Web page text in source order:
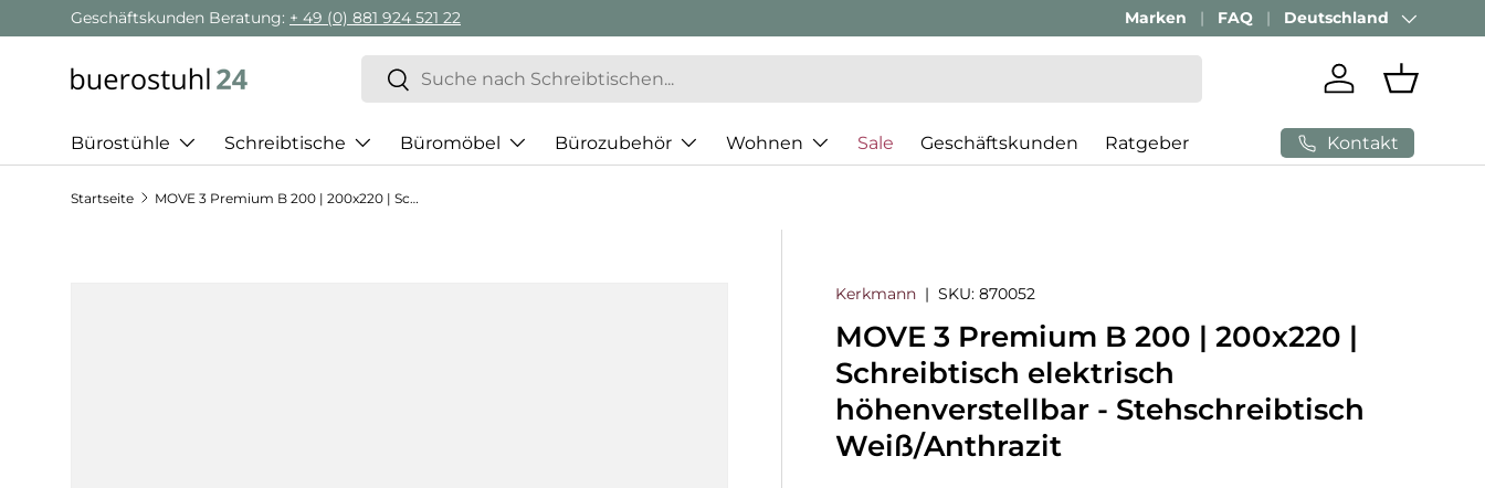
Direkt zum Inhalt
Geschäftskunden Beratung: + 49 (0) 881 924 521 22 Passenden Bürostuhl finden mitAI-Beratung
Marken FAQ Land/Region
Deutschland
Suchen
Suchen
Einloggen
Bürostühle Schreibtische Büromöbel Bürozubehör Wohnen Sale Geschäftskunden Ratgeber Kontakt
Startseite MOVE 3 Premium B 200 | 200x220 | Schreibtisch elektrisch höhenverstellbar - Stehschreibtisch
Kerkmann |SKU: 870052
MOVE 3 Premium B 200 | 200x220 |
Schreibtisch elektrisch
höhenverstellbar - Stehschreibtisch
Weiß/Anthrazit